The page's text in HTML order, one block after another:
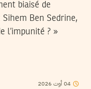
biaisé de
Ben Sedrine,
l’impunité ? »
04أوت2026